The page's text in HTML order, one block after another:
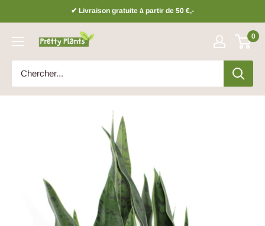
✔ Livraison gratuite à partir de 50 €,-
Prettyplants.be 0